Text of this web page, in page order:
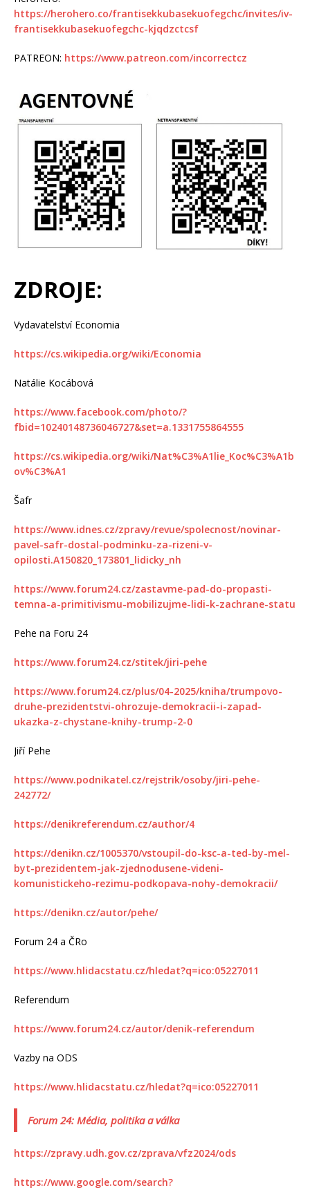
https://herohero.co/frantisekkubasekuofegchc/invites/iv-
frantisekkubasekuofegchc-kjqdzctcsf
PATREON: https://www.patreon.com/incorrectcz
ZDROJE:
Vydavatelství Economia
https://cs.wikipedia.org/wiki/Economia
Natálie Kocábová
https://www.facebook.com/photo/?
fbid=10240148736046727&set=a.1331755864555
https://cs.wikipedia.org/wiki/Nat%C3%A1lie_Koc%C3%A1b
ov%C3%A1
Šafr
https://www.idnes.cz/zpravy/revue/spolecnost/novinar-
pavel-safr-dostal-podminku-za-rizeni-v-
opilosti.A150820_173801_lidicky_nh
https://www.forum24.cz/zastavme-pad-do-propasti-
temna-a-primitivismu-mobilizujme-lidi-k-zachrane-statu
Pehe na Foru 24
https://www.forum24.cz/stitek/jiri-pehe
https://www.forum24.cz/plus/04-2025/kniha/trumpovo-
druhe-prezidentstvi-ohrozuje-demokracii-i-zapad-
ukazka-z-chystane-knihy-trump-2-0
Jiří Pehe
https://www.podnikatel.cz/rejstrik/osoby/jiri-pehe-
242772/
https://denikreferendum.cz/author/4
https://denikn.cz/1005370/vstoupil-do-ksc-a-ted-by-mel-
byt-prezidentem-jak-zjednodusene-videni-
komunistickeho-rezimu-podkopava-nohy-demokracii/
https://denikn.cz/autor/pehe/
Forum 24 a ČRo
https://www.hlidacstatu.cz/hledat?q=ico:05227011
Referendum
https://www.forum24.cz/autor/denik-referendum
Vazby na ODS
https://www.hlidacstatu.cz/hledat?q=ico:05227011
Forum 24: Média, politika a válka
https://zpravy.udh.gov.cz/zprava/vfz2024/ods
https://www.google.com/search?